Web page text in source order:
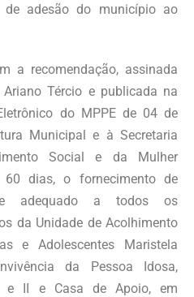
adesão do município ao
a recomendação, assinada
Tércio e publicada na
do MPPE de 04 de
Municipal e à Secretaria
Social e da Mulher
60 dias, o fornecimento de
e adequado a todos os
da Unidade de Acolhimento
e Adolescentes Maristela
da Pessoa Idosa,
e II e Casa de Apoio, em